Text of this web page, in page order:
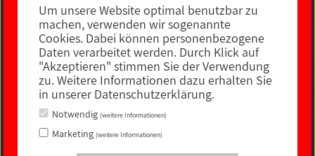
Social Media
Um unsere Website optimal benutzbar zu
machen, verwenden wir sogenannte
Cookies. Dabei können personenbezogene
Daten verarbeitet werden. Durch Klick auf
"Akzeptieren" stimmen Sie der Verwendung
zu. Weitere Informationen dazu erhalten Sie
in unserer Datenschutzerklärung.
Notwendig (weitere Informationen)
Marketing (weitere Informationen)